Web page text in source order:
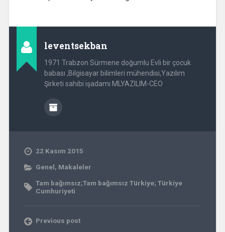
leventsekban
1971 Trabzon Sürmene doğumlu Evli bir çocuk
babası ,Bilgisayar bilimleri mühendisi,Yazılım
Şirketi sahibi işadamı MLYAZILIM-CEO
22 Kasım 2015
Genel, Makaleler
Tam bağımsız;Tam bağımsız Türkiye; Türkiye
Cumhuriyeti
Previous post